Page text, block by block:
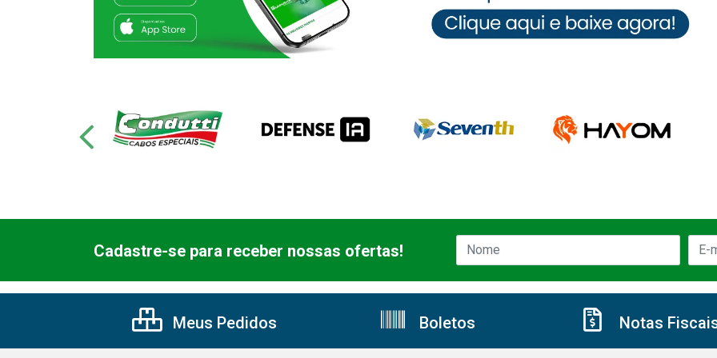
Cadastre-se para receber nossas ofertas!
Meus Pedidos Boletos Notas